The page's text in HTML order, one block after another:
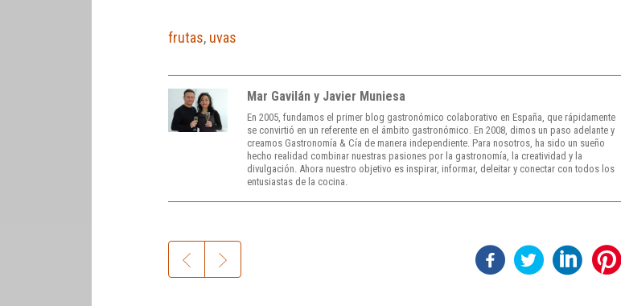
frutas, uvas
Mar Gavilán y Javier Muniesa
En 2005, fundamos el primer blog gastronómico colaborativo en España, que rápidamente
se convirtió en un referente en el ámbito gastronómico. En 2008, dimos un paso adelante y
creamos Gastronomía & Cía de manera independiente. Para nosotros, ha sido un sueño
hecho realidad combinar nuestras pasiones por la gastronomía, la creatividad y la
divulgación. Ahora nuestro objetivo es inspirar, informar, deleitar y conectar con todos los
entusiastas de la cocina.